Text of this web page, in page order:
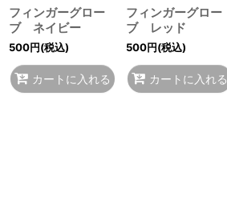
フィンガーグロー
ブ ネイビー
500円(税込)
カートに入れる
フィンガーグロー
ブ レッド
500円(税込)
カートに入れる